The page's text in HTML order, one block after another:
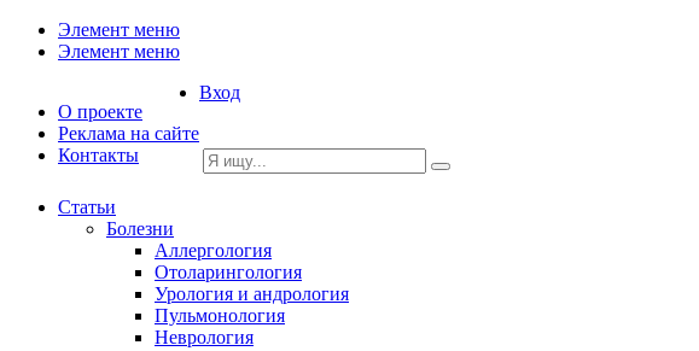
Элемент меню
Элемент меню
О проекте
Реклама на сайте
Контакты
Вход
Статьи
Болезни
Аллергология
Отоларингология
Урология и андрология
Пульмонология
Неврология